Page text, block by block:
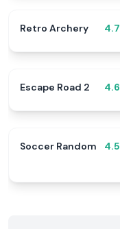
Retro Archery 4.7
Escape Road 2 4.6
Soccer Random 4.5